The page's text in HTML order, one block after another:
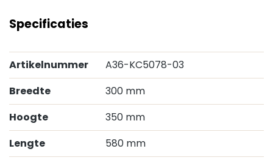
Specificaties
Artikelnummer
A36-KC5078-03
Breedte
300 mm
Hoogte
350 mm
Lengte
580 mm